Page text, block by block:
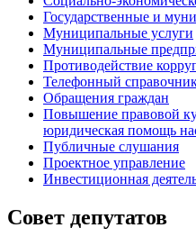
Государственные и
Муниципальные услуги
Муниципальные
Противодействие
Телефонный
Обращения граждан
Повышение правовой
юридическая помощь
Публичные слушания
Проектное управление
Инвестиционная
Совет депутатов